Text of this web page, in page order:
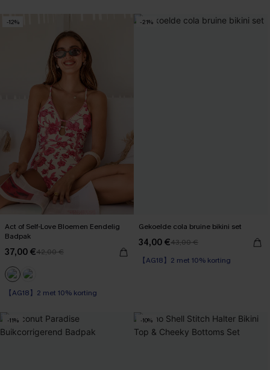
-12%
Act of Self-Love Bloemen Eendelig
Badpak
37,00 €42,00 €
【AG18】2 met 10% korting
Op voorraad
-21%
Gekoelde cola bruine bikini set
34,00 €43,00 €
【AG18】2 met 10% korting
High Waist
-11% -10%